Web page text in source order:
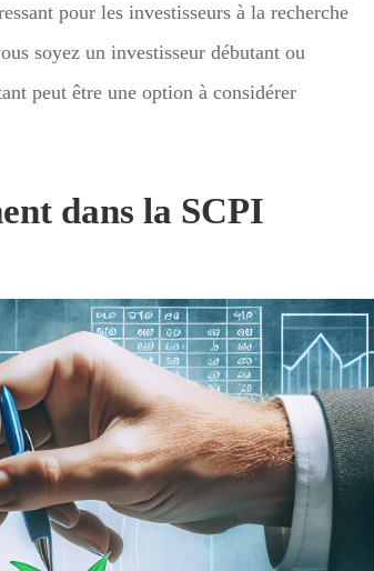
pour les investisseurs à la recherche
soyez un investisseur débutant ou
peut être une option à considérer
dans la SCPI